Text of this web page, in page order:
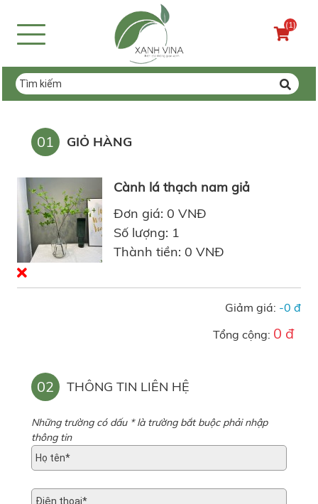
(1)
01 GIỎ HÀNG
Cành lá thạch nam giả
Đơn giá: 0 VNĐ
Số lượng: 1
Thành tiền: 0 VNĐ
Giảm giá: -0 đ
Tổng cộng: 0 đ
02 THÔNG TIN LIÊN HỆ
Những trường có dấu * là trường bắt buộc phải nhập
thông tin